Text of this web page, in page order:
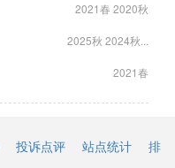
2021春 2020秋
2025秋 2024秋...
2021春
投诉点评 站点统计
排